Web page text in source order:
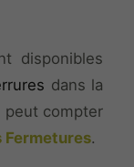
disponibles
dans la
peut compter
Fermetures.